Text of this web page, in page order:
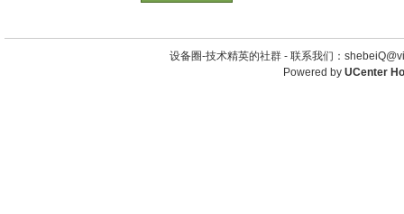
设备圈-技术精英的社群 - 联系我们：
Powered by UCenter